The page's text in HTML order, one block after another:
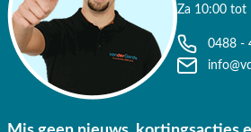
grootschalig inkopen en onze goede
je liever de stoel in het echt bekijken of wil
advies? Kom gerust langs in één van onze
meer dan 75 jaar ervaring haalt Van der
beste uit jouw tuin met onze optimale
Za 10:00 tot
0488 -